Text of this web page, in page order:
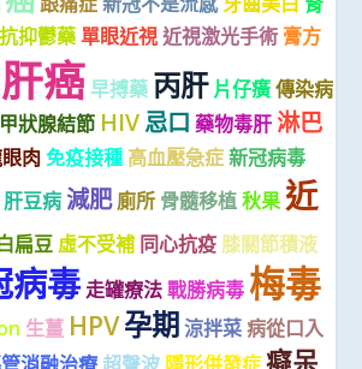
抗抑鬱藥 單眼近視 近視激光手術 膏方
肝癌 早搏藥 丙肝 片仔癀 傳染病
甲狀腺結節 HIV忌口 藥物毒肝 淋巴
肉 免疫接種 高血壓急症 新冠病毒
肝豆病 減肥 廁所 骨髓移植 秋果近
扁豆 虛不受補 同心抗疫 膝關節積液
病毒 走罐療法 戰勝病毒 梅毒
生薑 HPV孕期 涼拌菜 病從口入
癡呆